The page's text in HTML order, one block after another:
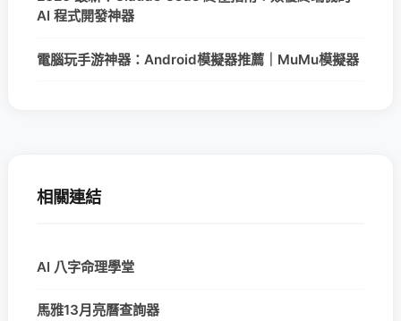
AI 程式開發神器
電腦玩手游神器：Android模擬器推薦｜MuMu模擬器
相關連結
AI 八字命理學堂
馬雅13月亮曆查詢器